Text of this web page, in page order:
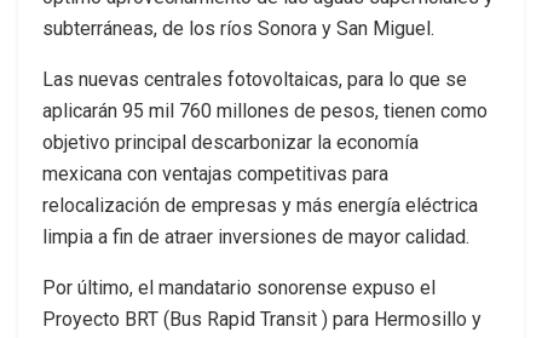
subterráneas, de los ríos Sonora y San Miguel.
Las nuevas centrales fotovoltaicas, para lo que se
aplicarán 95 mil 760 millones de pesos, tienen como
objetivo principal descarbonizar la economía
mexicana con ventajas competitivas para
relocalización de empresas y más energía eléctrica
limpia a fin de atraer inversiones de mayor calidad.
Por último, el mandatario sonorense expuso el
Proyecto BRT (Bus Rapid Transit ) para Hermosillo y